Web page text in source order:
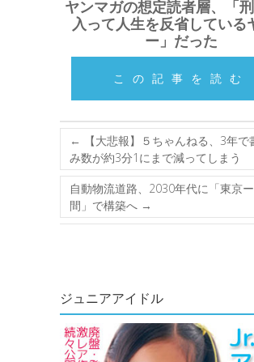
ヤンマガの想定読者層、「
入って人生を反省している
ー」だった
この記事を読む
←
【大悲報】５ちゃんねる、3年で
み数が約3分1にまで減ってしまう
自動物流道路、2030年代に「東京
間」で構築へ →
ジュニアアイドル